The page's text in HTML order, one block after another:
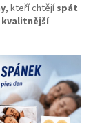
, kteří chtějíspát
kvalitnější